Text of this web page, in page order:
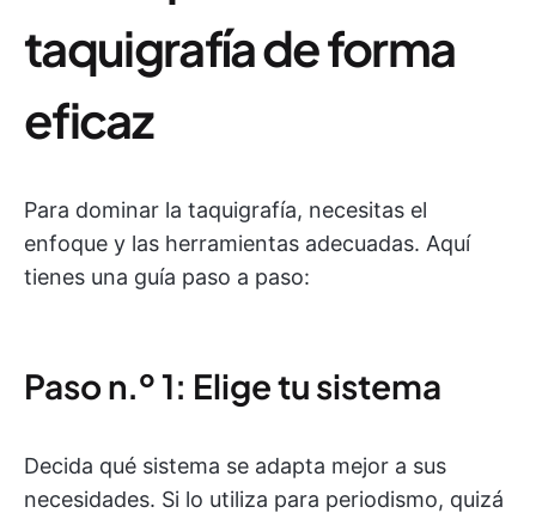
taquigrafía de forma
eficaz
Para dominar la taquigrafía, necesitas el
enfoque y las herramientas adecuadas. Aquí
tienes una guía paso a paso:
Paso n.º 1: Elige tu sistema
Decida qué sistema se adapta mejor a sus
necesidades. Si lo utiliza para periodismo, quizá